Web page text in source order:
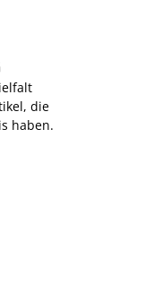
die
haben.